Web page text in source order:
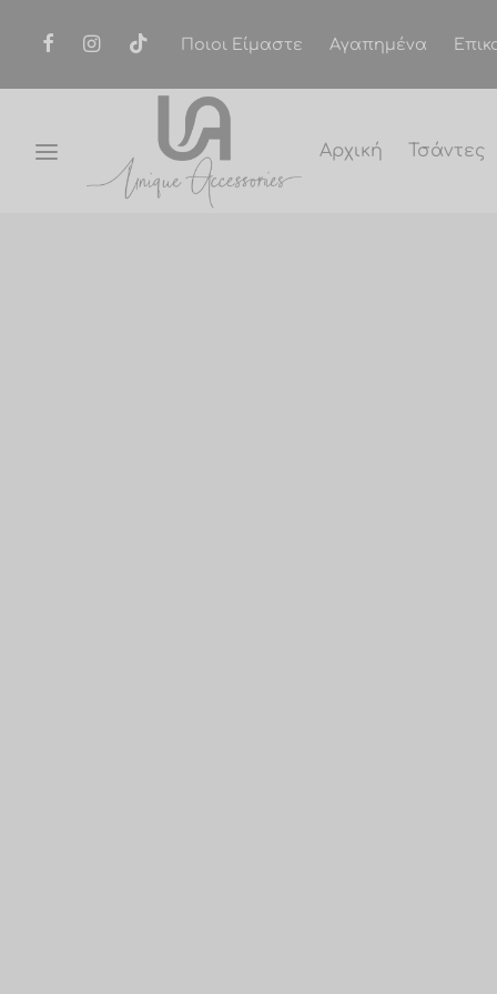
Ποιοι Είμαστε Αγαπημένα
Αρχική Τσάντες